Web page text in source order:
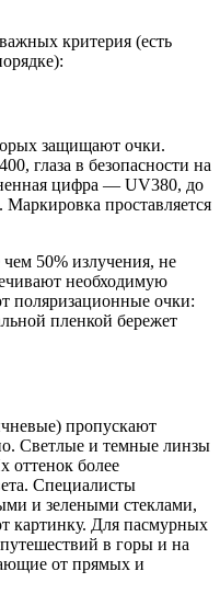
критерия (есть
защищают очки.
глаза в безопасности на
цифра — UV380, до
Маркировка проставляется
50% излучения, не
необходимую
поляризационные очки:
пленкой бережет
пропускают
Светлые и темные линзы
оттенок более
Специалисты
и зелеными стеклами,
картинку. Для пасмурных
в горы и на
от прямых и